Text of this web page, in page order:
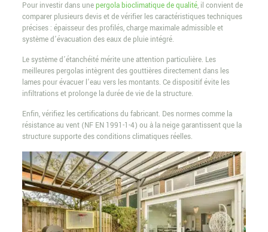
Pour investir dans unepergola bioclimatique de qualité, il convient de
comparer plusieurs devis et de vérifier les caractéristiques techniques
précises : épaisseur des profilés, charge maximale admissible et
système d’évacuation des eaux de pluie intégré.
Le système d’étanchéité mérite une attention particulière. Les
meilleures pergolas intègrent des gouttières directement dans les
lames pour évacuer l’eau vers les montants. Ce dispositif évite les
infiltrations et prolonge la durée de vie de la structure.
Enfin, vérifiez les certifications du fabricant. Des normes comme la
résistance au vent (NF EN 1991-1-4) ou à la neige garantissent que la
structure supporte des conditions climatiques réelles.